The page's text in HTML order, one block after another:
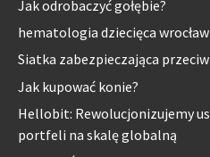
Jak odrobaczyć gołębie?
hematologia dziecięca wrocław
Siatka zabezpieczająca
Jak kupować konie?
Hellobit: Rewolucjonizujemy
portfeli na skalę globalną